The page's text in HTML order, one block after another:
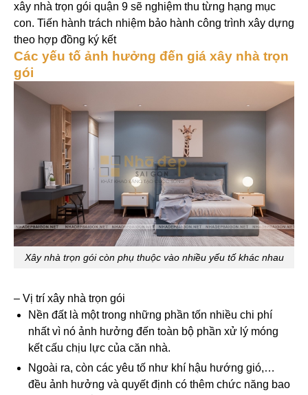
xây nhà trọn gói quận 9 sẽ nghiệm thu từng hạng mục
con. Tiến hành trách nhiệm bảo hành công trình xây dựng
theo hợp đồng ký kết
Các yếu tố ảnh hưởng đến giá xây nhà trọn
gói
Xây nhà trọn gói còn phụ thuộc vào nhiều yếu tố khác nhau
– Vị trí xây nhà trọn gói
Nền đất là một trong những phần tốn nhiều chi phí
nhất vì nó ảnh hưởng đến toàn bộ phần xử lý móng
kết cấu chịu lực của căn nhà.
Ngoài ra, còn các yêu tố như khí hậu hướng gió,…
đều ảnh hưởng và quyết định có thêm chức năng bao